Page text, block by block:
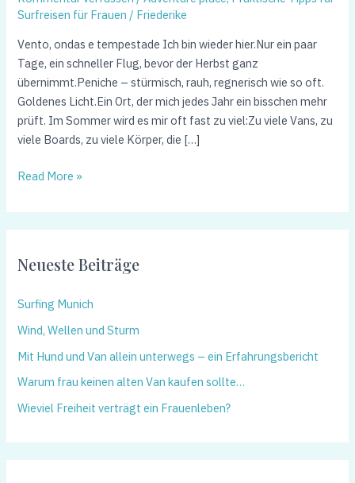
Surfreisen für Frauen / Friederike
Vento, ondas e tempestade Ich bin wieder hier.Nur ein paar
Tage, ein schneller Flug, bevor der Herbst ganz
übernimmt.Peniche – stürmisch, rauh, regnerisch wie so oft.
Goldenes Licht.Ein Ort, der mich jedes Jahr ein bisschen mehr
prüft. Im Sommer wird es mir oft fast zu viel:Zu viele Vans, zu
viele Boards, zu viele Körper, die […]
Read More »
Neueste Beiträge
Surfing Munich
Wind, Wellen und Sturm
Mit Hund und Van allein unterwegs – ein Erfahrungsbericht
Warum frau keinen alten Van kaufen sollte…
Wieviel Freiheit verträgt ein Frauenleben?